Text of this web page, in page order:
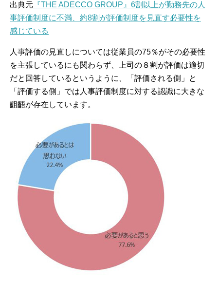
出典元 『THE ADECCO GROUP』6割以上が勤務先の人
事評価制度に不満、約8割が評価制度を見直す必要性を
感じている
人事評価の見直しについては従業員の75％がその必要性
を主張しているにも関わらず、上司の８割が評価は適切
だと回答しているというように、「評価される側」と
「評価する側」では人事評価制度に対する認識に大きな
齟齬が存在しています。